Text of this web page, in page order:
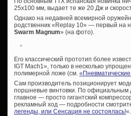
25х100 мм, выдает те же 20 Дж и
Однако на недавней всемирной
родственник «Replay 10» — первый на
Swarm Magnum» (на фото).
Его классический прототип более
IGT Mach1», только в несколько
полимерной ложе (см.
Сам производитель позиционирует
поршневые винтовки. По официальным
главное — просто гигантский
рекламный ход — подробности
легенды, или Сенсация не состоялась!«.